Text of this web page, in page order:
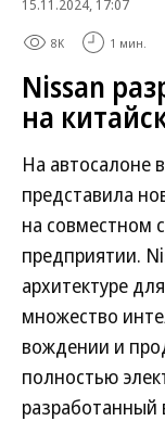
15.11.2024, 17:07
8K 1 мин.
Nissan
на
На автосалоне
представила
на совместном
предприятии.
архитектуре
множество
вождении и
полностью
разработанный